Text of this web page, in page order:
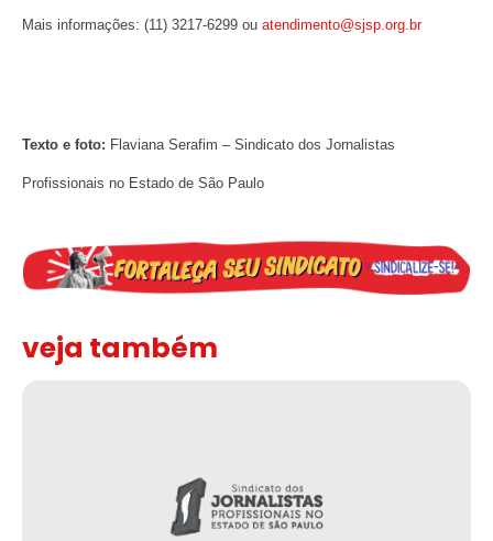
Mais informações: (11) 3217-6299 ou atendimento@sjsp.org.br
Texto e foto: Flaviana Serafim – Sindicato dos Jornalistas
Profissionais no Estado de São Paulo
veja também